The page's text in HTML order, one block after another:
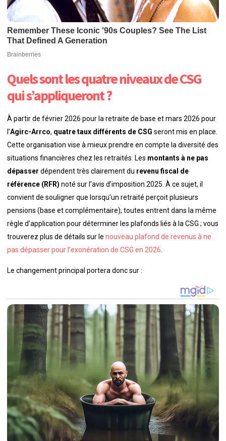
Quels sont les quatre niveaux de CSG
qui s’appliqueront ?
À partir de février 2026 pour la retraite de base et mars 2026 pour
l’Agirc-Arrco, quatre taux différents de CSG seront mis en place.
Cette organisation vise à mieux prendre en compte la diversité des
situations financières chez les retraités. Les montants à ne pas
dépasser dépendent très clairement du revenu fiscal de
référence (RFR) noté sur l’avis d’imposition 2025. À ce sujet, il
convient de souligner que lorsqu’un retraité perçoit plusieurs
pensions (base et complémentaire), toutes entrent dans la même
règle d’application pour déterminer les plafonds liés à la CSG ; vous
trouverez plus de détails sur le nouveau plafond de revenus à ne
pas dépasser pour l’exonération de CSG en 2026.
Le changement principal portera donc sur :